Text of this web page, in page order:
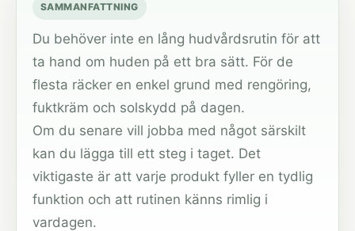
SAMMANFATTNING
Du behöver inte en lång hudvårdsrutin för att
ta hand om huden på ett bra sätt. För de
flesta räcker en enkel grund med rengöring,
fuktkräm och solskydd på dagen.
Om du senare vill jobba med något särskilt
kan du lägga till ett steg i taget. Det
viktigaste är att varje produkt fyller en tydlig
funktion och att rutinen känns rimlig i
vardagen.